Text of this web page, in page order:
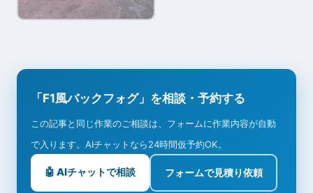
「F1風バックフォグ」を相談・予約する
この記事と同じ作業のご相談は、フォームに作業内容が自動
で入ります。AIチャットなら24時間仮予約OK。
🤖 AIチャットで相談 フォームで見積り依頼